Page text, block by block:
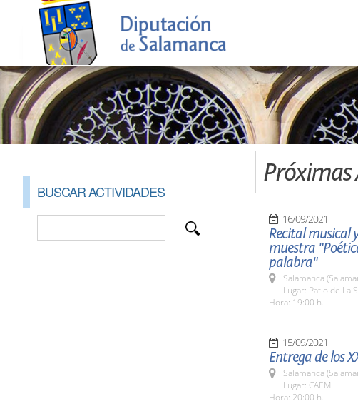
BUSCAR ACTIVIDADES
Próximas
16/09/2021
Recital musical
muestra
palabra"
Salamanca
Lugar: Patio de La
Hora: 19:00 h.
15/09/2021
Entrega de los
Salamanca
Lugar: CAEM
Hora: 20:00 h.